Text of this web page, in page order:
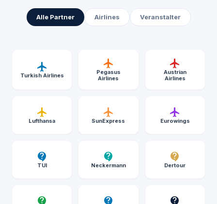
Alle Partner Airlines Veranstalter
Turkish Airlines
Pegasus
Airlines
Austrian
Airlines
Lufthansa SunExpress Eurowings
TUI Neckermann Dertour